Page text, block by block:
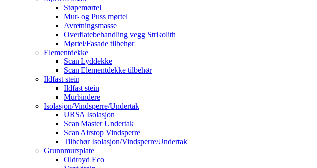
Støpemørtel
Mur- og Puss mørtel
Avretningsmasse
Overflatebehandling vegg Strikolith
Mørtel/Fasade tilbehør
Elementdekke
Scan Lyddekke
Scan Elementdekke tilbehør
Ildfast stein
Ildfast stein
Murbindere
Isolasjon/Vindsperre/Undertak
URSA Isolasjon
Scan Master Undertak
Scan Airstop Vindsperre
Tilbehør Isolasjon/Vindsperre/Undertak
Grunnmursplate
Oldroyd Eco